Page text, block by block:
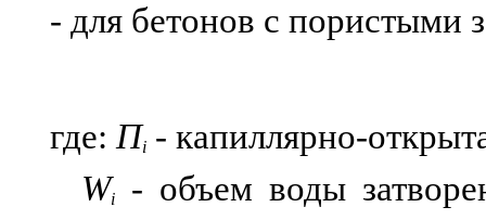
- для бетонов с пористыми
где: Пi - капиллярно-
Wi
- объем воды